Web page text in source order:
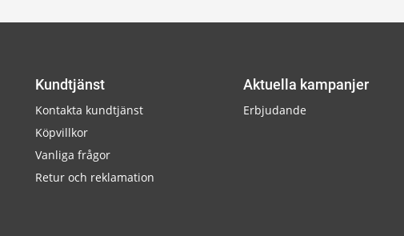
Kundtjänst
Kontakta kundtjänst
Köpvillkor
Vanliga frågor
Retur och reklamation
Aktuella kampanjer
Erbjudande